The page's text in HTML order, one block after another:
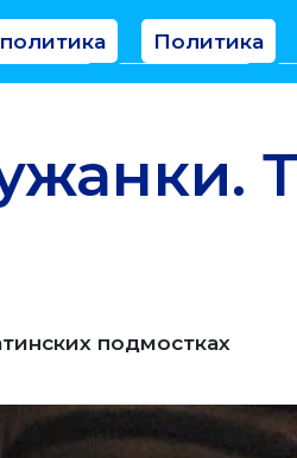
Политика
Интервью
подмостках